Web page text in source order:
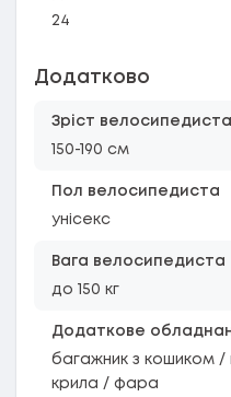
24
Додатково
Зріст велосипедиста
150-190 см
Пол велосипедиста
унісекс
Вага велосипедиста
до 150 кг
Додаткове
багажник з кошиком /
крила / фара